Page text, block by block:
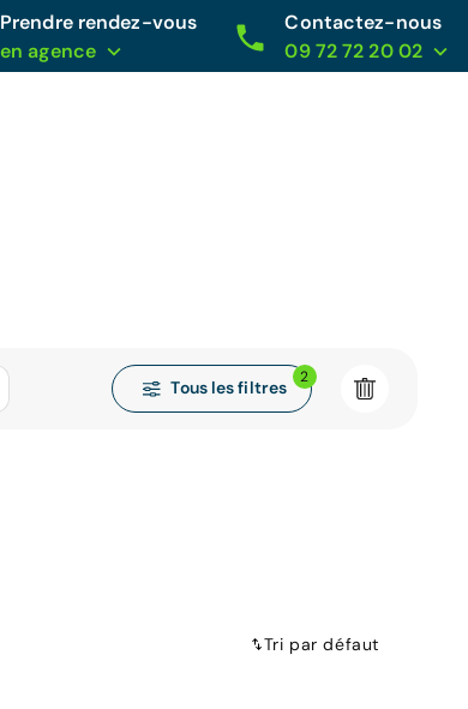
Prendre rendez-vous
en agence
Contactez-nous
09 72 72 20 02
Tous les filtres
2
Tri par défaut